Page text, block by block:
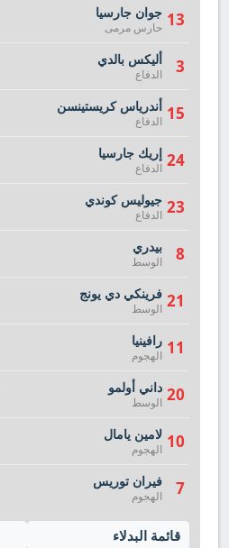
13 جوان جارسيا
حارس مرمى
3 أليكس بالدي
الدفاع
15 أندرياس كريستينسن
الدفاع
24 إريك جارسيا
الدفاع
23 جيوليس كوندي
الدفاع
8 بيدري
الوسط
21 فرينكي دي يونج
الوسط
11 رافينيا
الهجوم
20 داني أولمو
الوسط
10 لامين يامال
الهجوم
7 فيران توريس
الهجوم
قائمة البدلاء